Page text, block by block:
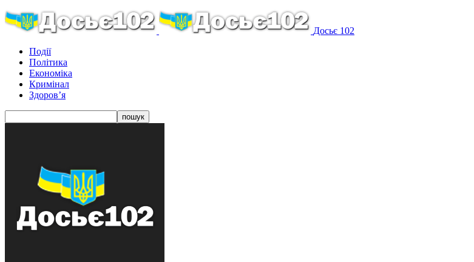
Досьє 102
Події
Політика
Економіка
Кримінал
Здоров’я